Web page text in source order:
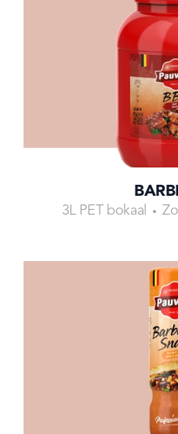
3L PET bokaal